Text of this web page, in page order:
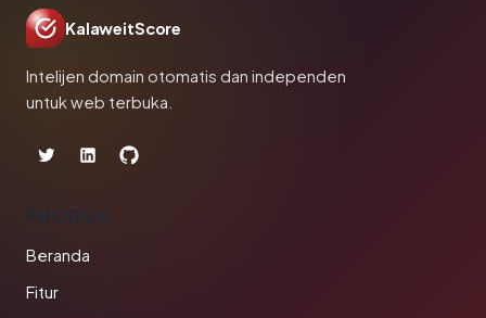
KalaweitScore
Intelijen domain otomatis dan independen
untuk web terbuka.
PRODUK
Beranda
Fitur